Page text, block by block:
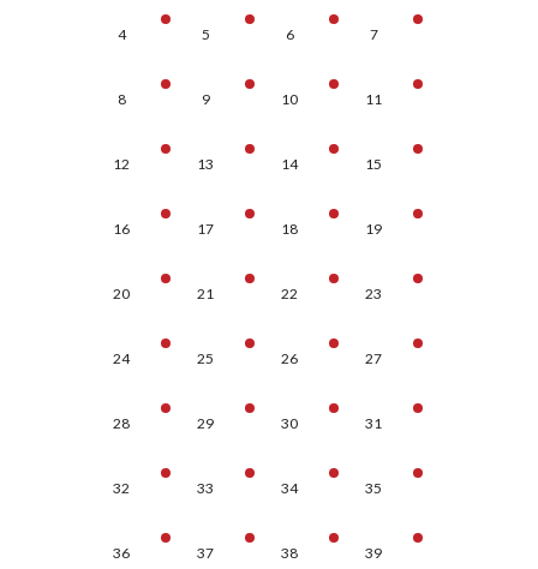
4 5 6 7
8 9 10 11
12 13 14 15
16 17 18 19
20 21 22 23
24 25 26 27
28 29 30 31
32 33 34 35
36 37 38 39